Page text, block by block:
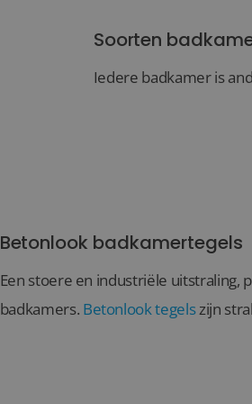
Soorten
Iedere badkamer is
Betonlook badkamertegels
Een stoere en industriële uitstraling,
badkamers. Betonlook tegelszijn